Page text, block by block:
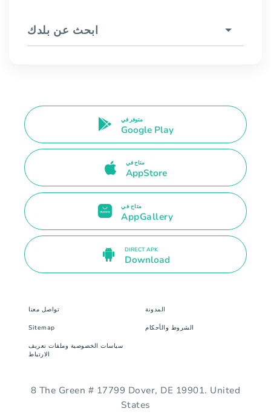
ابحث عن بلدك
متوفر في
Google Play
متاح في
AppStore
متاح في
AppGallery
DIRECT APK
Download
تواصل معنا المدونة
Sitemap الشروط والأحكام
سياسات الخصوصية وملفات تعريف
الارتباط
8 The Green # 17799 Dover, DE 19901. United
States